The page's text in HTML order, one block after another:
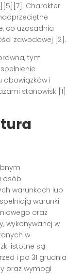
Charakter
co uzasadnia
zawodowej [2].
tym
obowiązków i
stanowisk [1]
osób
warunkach lub
warunki
oraz
wykonywanej w
w
istotne są
i po 31 grudnia
oraz wymogi